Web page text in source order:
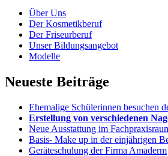
Über Uns
Der Kosmetikberuf
Der Friseurberuf
Unser Bildungsangebot
Modelle
Neueste Beiträge
Ehemalige Schülerinnen besuchen
Erstellung von verschiedenen
Neue Ausstattung im
Basis- Make up in der einjährigen
Geräteschulung der Firma Amaderm